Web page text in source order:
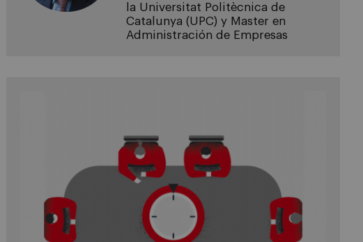
la Universitat Politècnica de
Catalunya (UPC) y Master en
Administración de Empresas